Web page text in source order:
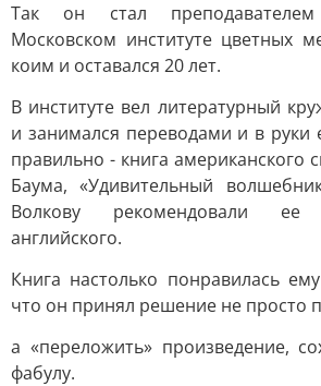
Так он стал
Московском институте цветных
коим и оставался 20 лет.
В институте вел литературный
и занимался переводами и в руки
правильно - книга американского
Баума, «Удивительный
Волкову рекомендовали
английского.
Книга настолько понравилась
что он принял решение не просто
а «переложить» произведение,
фабулу.